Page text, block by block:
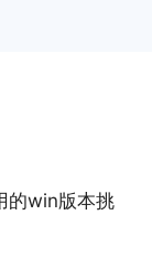
的win版本挑